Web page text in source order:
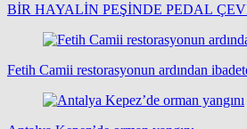
BİR HAYALİN PEŞİNDE PEDAL
Fetih Camii restorasyonun ardından